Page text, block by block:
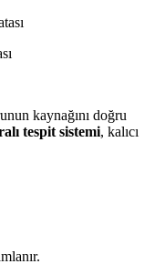
kaynağını doğru
tespit sistemi, kalıcı